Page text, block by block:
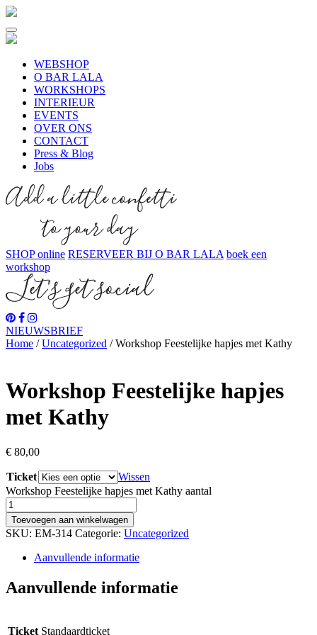
WEBSHOP
O BAR LALA
WORKSHOPS
INTERIEUR
EVENTS
OVER ONS
CONTACT
Press & Blog
Jobs
SHOP online RESERVEER BIJ O BAR LALA boek een
workshop
NIEUWSBRIEF
Home /Uncategorized / Workshop Feestelijke hapjes met Kathy
Workshop Feestelijke hapjes
met Kathy
€ 80,00
Ticket
Wissen
Workshop Feestelijke hapjes met Kathy aantal
Toevoegen aan winkelwagen
SKU: EM-314 Categorie: Uncategorized
Aanvullende informatie
Aanvullende informatie
Ticket Standaardticket